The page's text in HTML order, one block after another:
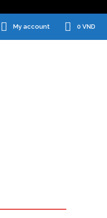
My account 0 VND